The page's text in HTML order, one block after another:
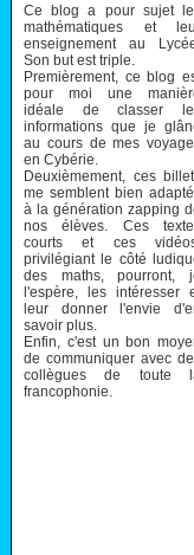
Ce blog a pour sujet
mathématiques et
enseignement au
Son but est triple.
Premièrement, ce blog
pour moi une
idéale de classer
informations que je
au cours de mes
en Cybérie.
Deuxièmement, ces
me semblent bien
à la génération zapping
nos élèves. Ces
courts et ces
privilégiant le côté
des maths, pourront,
l'espère, les intéresser
leur donner l'envie
savoir plus.
Enfin, c'est un bon
de communiquer avec
collègues de toute
francophonie.